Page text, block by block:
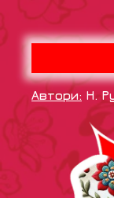
Автори: Н.